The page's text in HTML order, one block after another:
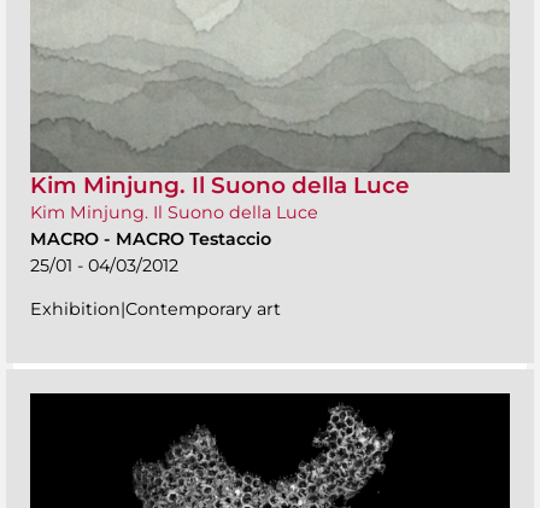
Kim Minjung. Il Suono della Luce
Kim Minjung. Il Suono della Luce
MACRO - MACRO Testaccio
25/01 - 04/03/2012
Exhibition|Contemporary art